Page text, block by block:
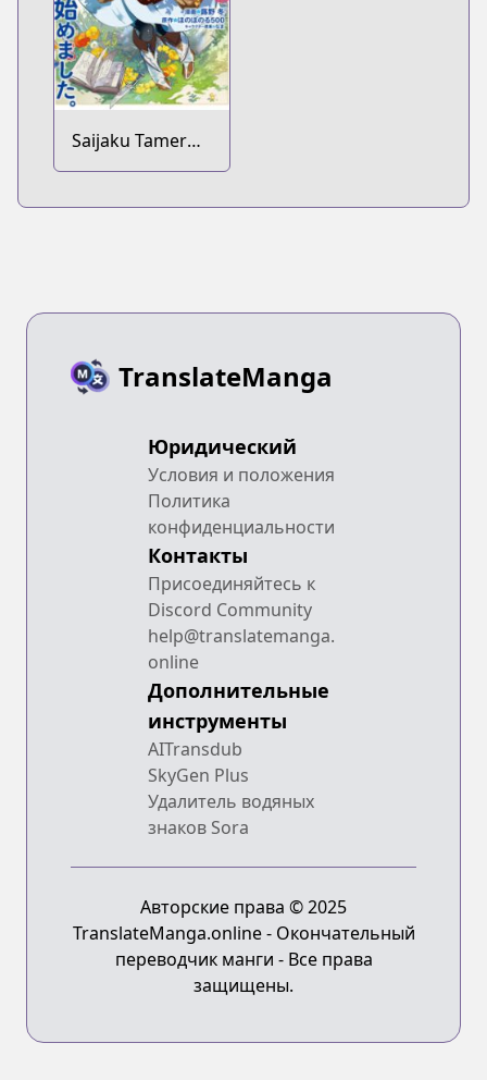
Saijaku Tamer
wa Gomi Hiroi
TranslateManga
Юридический
Условия и положения
Политика
конфиденциальности
Контакты
Присоединяйтесь к
Discord Community
help@translatemanga.
online
Дополнительные
инструменты
AITransdub
SkyGen Plus
Удалитель водяных
знаков Sora
Авторские права © 2025
TranslateManga.online - Окончательный
переводчик манги - Все права
защищены.